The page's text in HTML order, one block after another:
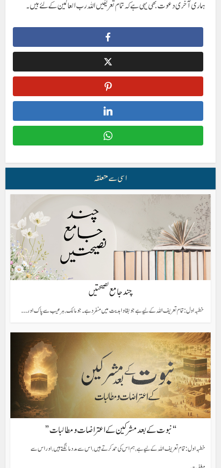
ہماری آخری دعوت بھی یہی ہے کہ تمام تعریفیں اللہ رب العالمین کے لئے ہیں۔
اسی سے متعلقہ
چند جامع نصیحتیں
خطبہ اول: تمام تعریف اللہ کے لیے ہے جو بقا و ابدیت میں منفرد ہے۔ جو مالک، ہر عیب سے پاک اور...
“نبوت کے بعد مشرکین کے اعتراضات و مطالبات”
خطبہ اول: تمام تعریف اللہ کے لیے ہے، ہم اس کی حمد کرتے ہیں، اس سے مدد مانگتے ہیں، اور اس سے